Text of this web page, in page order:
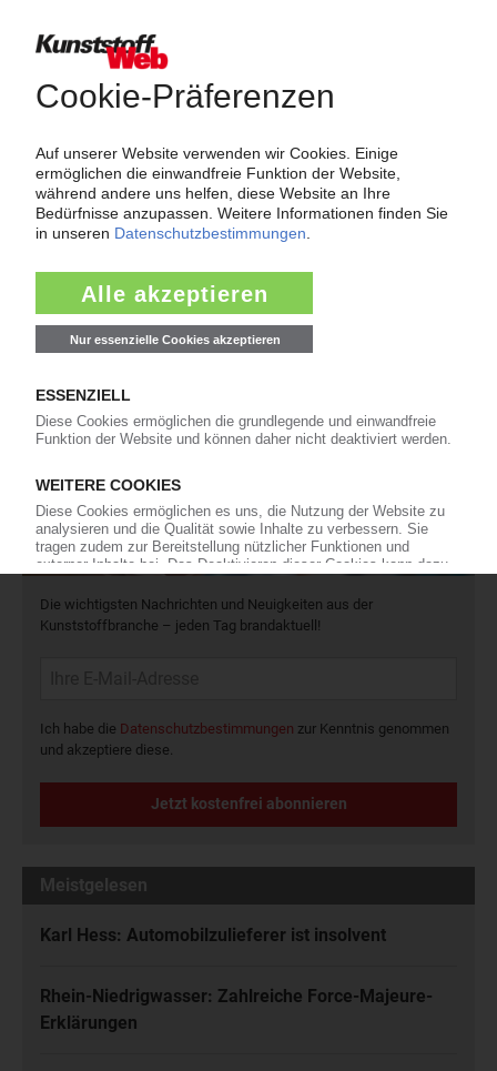
Force Majeure in der Kunststoffindustrie
Fragen und Antworten: Was Kunst­stoff­verarbeiter wissen müssen,
Themenkomplex Force Majeure, Corona und Kunststoff-
Preisentwicklung sowie Tipps für die Praxis.
Jetzt lesen
Newsletter
Die wichtigsten Nachrichten und Neuigkeiten aus der
Kunststoffbranche – jeden Tag brandaktuell!
Ich habe die Datenschutzbestimmungen zur Kenntnis genommen
und akzeptiere diese.
Jetzt kostenfrei abonnieren
Meistgelesen
Karl Hess: Automobilzulieferer ist insolvent
Rhein-Niedrigwasser: Zahlreiche Force-Majeure-
Erklärungen